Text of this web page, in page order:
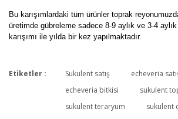
Bu karışımlardaki tüm ürünler toprak
üretimde gübreleme sadece 8-9 aylık ve 3-4
karışımı ile yılda bir kez yapılmaktadır.
Bu ürüne ilk yorumu siz
Etiketler : Sukulent satış
echeveria
echeveria bitkisi
sukulent
sukulent teraryum
sukulent